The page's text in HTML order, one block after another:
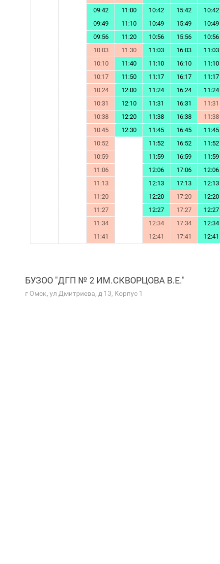
врач
Демчен
ко В.В.,
каб.№2
09:42
11:00 10:42 15:42
10:42
09:49
11:10 10:49 15:49
10:49
09:56
11:20 10:56 15:56
10:56
10:03
11:30 11:03 16:03
11:03
10:10
11:40 11:10 16:10
11:10
10:17
11:50 11:17 16:17
11:17
10:24
12:00 11:24 16:24
11:24
10:31
12:10 11:31 16:31
11:31
10:38
12:20 11:38 16:38
11:38
10:45
12:30 11:45 16:45
11:45
10:52
11:52 16:52
11:52
10:59
11:59 16:59
11:59
11:06
12:06 17:06
12:06
11:13
12:13 17:13
12:13
11:20
12:20 17:20
12:20
11:27
12:27 17:27
12:27
11:34
12:34 17:34
12:34
11:41
12:41 17:41 12:41
БУЗОО "ДГП № 2 ИМ.СКВОРЦОВА В.Е."
г Омск, ул Дмитриева, д 13, Корпус 1